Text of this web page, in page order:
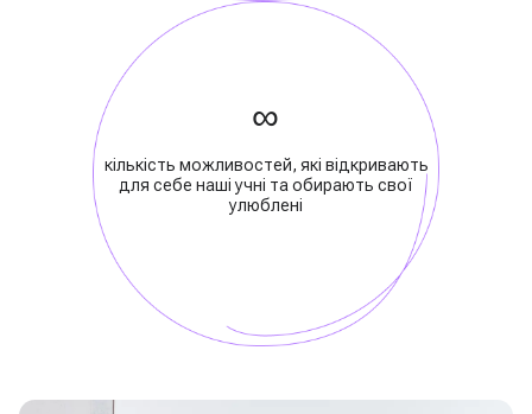
∞
кількість можливостей, які відкривають
для себе наші учні та обирають свої
улюблені